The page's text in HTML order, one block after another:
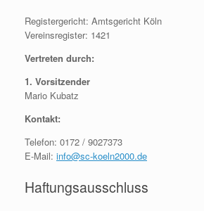
Registergericht: Amtsgericht Köln
Vereinsregister: 1421
Vertreten durch:
1. Vorsitzender
Mario Kubatz
Kontakt:
Telefon: 0172 / 9027373
E-Mail: info@sc-koeln2000.de
Haftungsausschluss